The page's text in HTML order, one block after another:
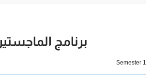
برنامج الماجستير
Semester 1